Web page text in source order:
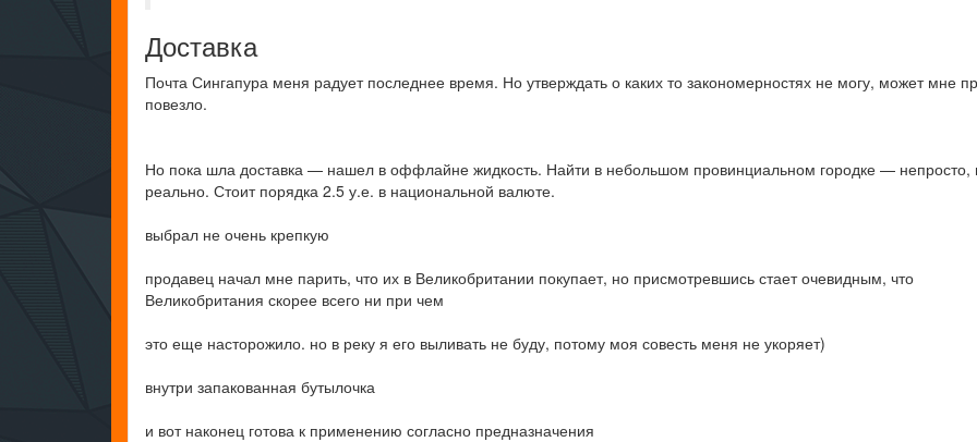
Доставка
Почта Сингапура меня радует последнее время. Но утверждать о каких то закономерностях не могу, может мне
повезло.
Но пока шла доставка — нашел в оффлайне жидкость. Найти в небольшом провинциальном городке — непросто,
реально. Стоит порядка 2.5 у.е. в национальной валюте.
выбрал не очень крепкую
продавец начал мне парить, что их в Великобритании покупает, но присмотревшись стает очевидным, что
Великобритания скорее всего ни при чем
это еще насторожило. но в реку я его выливать не буду, потому моя совесть меня не укоряет)
внутри запакованная бутылочка
и вот наконец готова к применению согласно предназначения